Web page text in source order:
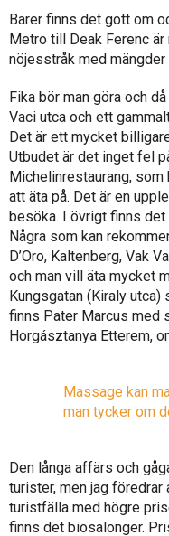
Barer finns det gott om
Metro till Deak Ferenc är
nöjesstråk med
Fika bör man göra och
Vaci utca och ett
Det är ett mycket
Utbudet är det inget fel
Michelinrestaurang, som
att äta på. Det är en
besöka. I övrigt finns det
Några som kan
D’Oro, Kaltenberg, Vak
och man vill äta mycket
Kungsgatan (Kiraly utca)
finns Pater Marcus med
Horgásztanya Etterem,
Massage kan
man tycker om
Den långa affärs och
turister, men jag föredrar
turistfälla med högre
finns det biosalonger.